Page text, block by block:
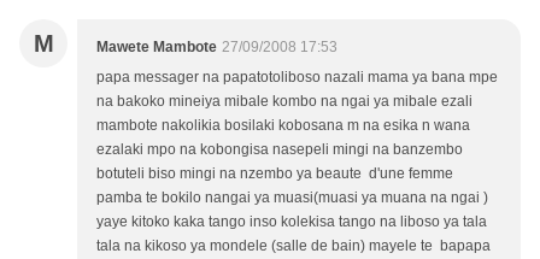
M Mawete Mambote 27/09/2008 17:53
papa messager na papatotoliboso nazali mama ya bana mpe
na bakoko mineiya mibale kombo na ngai ya mibale ezali
mambote nakolikia bosilaki kobosana m na esika n wana
ezalaki mpo na kobongisa nasepeli mingi na banzembo
botuteli biso mingi na nzembo ya beaute d'une femme
pamba te bokilo nangai ya muasi(muasi ya muana na ngai )
yaye kitoko kaka tango inso kolekisa tango na liboso ya tala
tala na kikoso ya mondele (salle de bain) mayele te bapapa